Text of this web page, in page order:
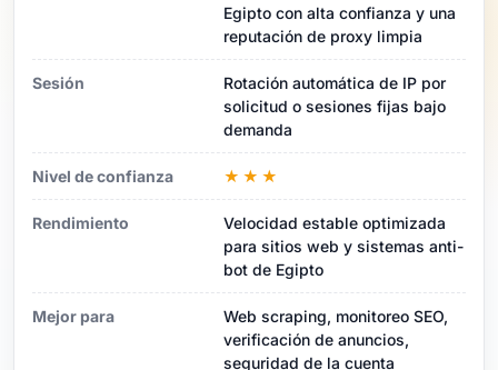
Egipto con alta confianza y una
reputación de proxy limpia
Sesión
Rotación automática de IP por
solicitud o sesiones fijas bajo
demanda
Nivel de confianza ★★★
Rendimiento
Velocidad estable optimizada
para sitios web y sistemas anti-
bot de Egipto
Mejor para
Web scraping, monitoreo SEO,
verificación de anuncios,
seguridad de la cuenta